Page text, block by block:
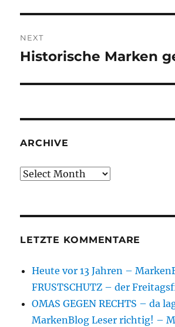
NEXT
Next
Historische Marken
ARCHIVE
Archive
LETZTE KOMMENTARE
Heute vor 13 Jahren –
FRUSTSCHUTZ – der
OMAS GEGEN RECHTS – da
MarkenBlog Leser richtig! –